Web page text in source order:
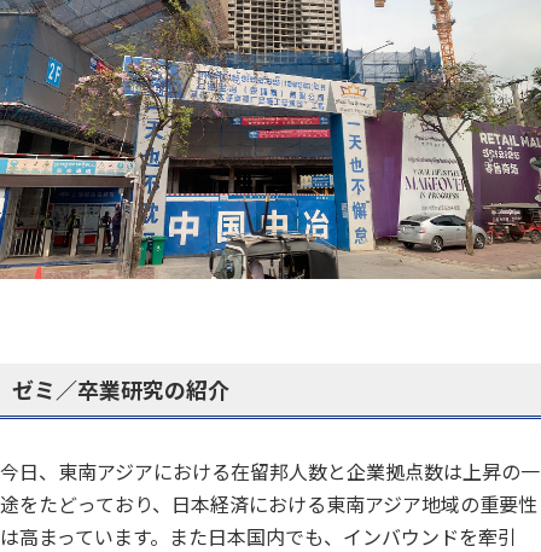
ゼミ／卒業研究の紹介
今日、東南アジアにおける在留邦人数と企業拠点数は上昇の一
途をたどっており、日本経済における東南アジア地域の重要性
は高まっています。また日本国内でも、インバウンドを牽引